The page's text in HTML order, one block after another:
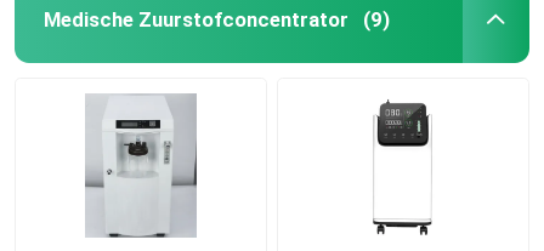
De Infrarode Lamp van TDP
Beschikbare Medische Producten
Medische Zuurstofconcentrator (9)